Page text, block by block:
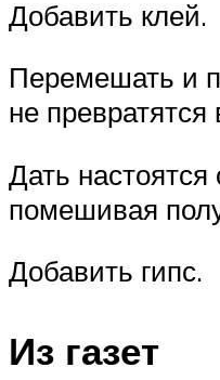
Добавить клей.
Перемешать и
не превратятся
Дать
помешивая
Добавить гипс.
Из газет